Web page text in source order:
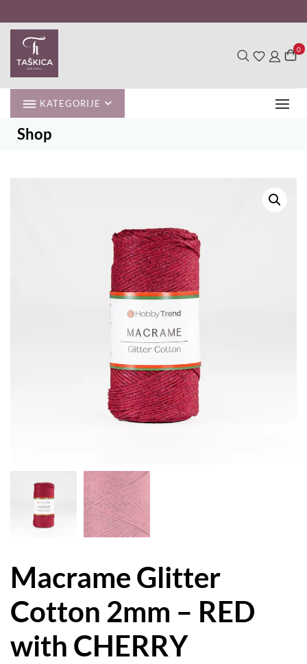
to
content
0
KATEGORIJE
Shop
Macrame Glitter
Cotton 2mm – RED
with CHERRY